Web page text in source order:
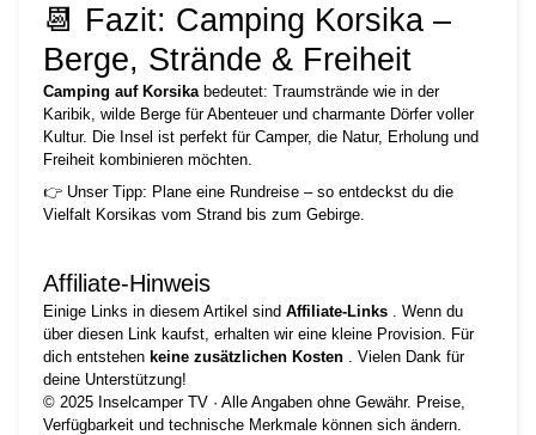
📆 Fazit: Camping Korsika –
Berge, Strände & Freiheit
Camping auf Korsika bedeutet: Traumstrände wie in der
Karibik, wilde Berge für Abenteuer und charmante Dörfer voller
Kultur. Die Insel ist perfekt für Camper, die Natur, Erholung und
Freiheit kombinieren möchten.
👉 Unser Tipp: Plane eine Rundreise – so entdeckst du die
Vielfalt Korsikas vom Strand bis zum Gebirge.
Affiliate‑Hinweis
Einige Links in diesem Artikel sind Affiliate-Links . Wenn du
über diesen Link kaufst, erhalten wir eine kleine Provision. Für
dich entstehen keine zusätzlichen Kosten . Vielen Dank für
deine Unterstützung!
© 2025 Inselcamper TV · Alle Angaben ohne Gewähr. Preise,
Verfügbarkeit und technische Merkmale können sich ändern.